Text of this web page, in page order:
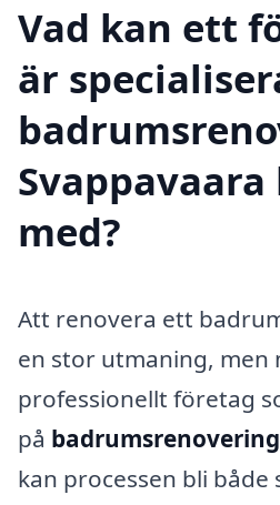
Vad kan ett
är
med?
Att renovera ett
en stor utmaning, men
professionellt företag
på
kan processen bli både